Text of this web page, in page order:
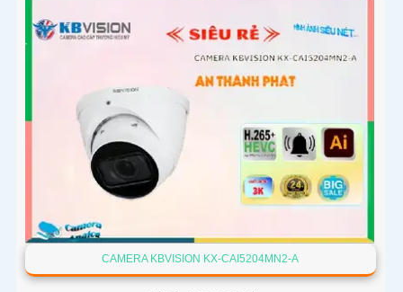
CAMERA KBVISION KX-CAI5204MN2-A